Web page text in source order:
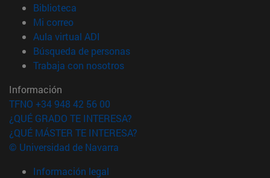
Biblioteca
Mi correo(abre en nueva ventana)
Aula virtual ADI
Búsqueda de personas(abre en nueva ventana)
Trabaja con nosotros(abre en nueva ventana)
Información
TFNO +34 948 42 56 00
¿QUÉ GRADO TE INTERESA?
¿QUÉ MÁSTER TE INTERESA?
© Universidad de Navarra
Información legal